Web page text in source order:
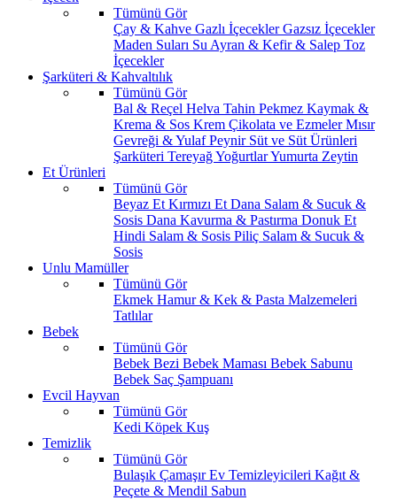
Tümünü Gör
Çay & Kahve Gazlı İçeceklerGazsız İçecekler
Maden Suları Su Ayran & Kefir & Salep Toz
İçecekler
Şarküteri & Kahvaltılık
Tümünü Gör
Bal & Reçel Helva Tahin Pekmez Kaymak &
Krema & Sos Krem Çikolata ve EzmelerMısır
Gevreği & YulafPeynir Süt ve Süt Ürünleri
Şarküteri TereyağYoğurtlarYumurta Zeytin
Et Ürünleri
Tümünü Gör
Beyaz Et Kırmızı Et Dana Salam & Sucuk &
Sosis Dana Kavurma & Pastırma Donuk Et
Hindi Salam & Sosis Piliç Salam & Sucuk &
Sosis
Unlu Mamüller
Tümünü Gör
Ekmek Hamur & Kek & Pasta Malzemeleri
Tatlılar
Bebek
Tümünü Gör
Bebek Bezi Bebek Maması Bebek Sabunu
Bebek Saç Şampuanı
Evcil Hayvan
Tümünü Gör
Kedi Köpek Kuş
Temizlik
Tümünü Gör
Bulaşık ÇamaşırEv Temizleyicileri Kağıt &
Peçete & Mendil Sabun